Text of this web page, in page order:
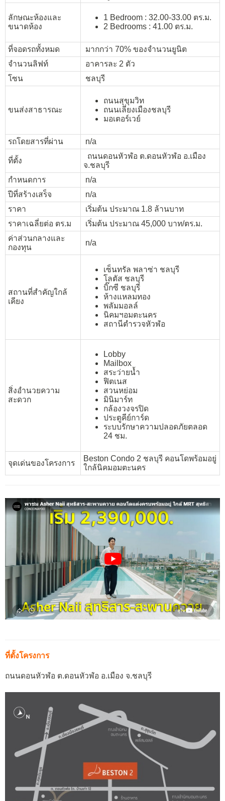
ลักษณะห้องและ
ขนาดห้อง
1 Bedroom : 32.00-33.00 ตร.ม.
2 Bedrooms : 41.00 ตร.ม.
ที่จอดรถทั้งหมด
มากกว่า 70% ของจำนวนยูนิต
จำนวนลิฟท์
อาคารละ 2 ตัว
โซน
ชลบุรี
ขนส่งสาธารณะ
ถนนสุขุมวิท
ถนนเลี่ยงเมืองชลบุรี
มอเตอร์เวย์
รถโดยสารที่ผ่าน n/a
ที่ตั้ง
ถนนดอนหัวฬ่อ ต.ดอนหัวฬ่อ อ.เมือง
จ.ชลบุรี
กำหนดการ
n/a
ปีที่สร้างเสร็จ
n/a
ราคา
เริ่มต้น ประมาณ 1.8 ล้านบาท
ราคาเฉลี่ยต่อ ตร.ม
เริ่มต้น ประมาณ 45,000 บาท/ตร.ม.
ค่าส่วนกลางและ
กองทุน
n/a
สถานที่สำคัญใกล้
เคียง
เซ็นทรัล พลาซ่า ชลบุรี
โลตัส ชลบุรี
บิ๊กซี ชลบุรี
ห้างแหลมทอง
พลัมมอลล์
นิคมฯอมตะนคร
สถานีตำรวจหัวฬ่อ
สิ่งอำนวยความ
สะดวก
Lobby
Mailbox
สระว่ายน้ำ
ฟิตเนส
สวนหย่อม
มินิมาร์ท
กล้องวงจรปิด
ประตูคีย์การ์ด
ระบบรักษาความปลอดภัยตลอด
24 ชม.
จุดเด่นของโครงการ
Beston Condo 2 ชลบุรี คอนโดพร้อมอยู่
ใกล้นิคมอมตะนคร
ที่ตั้งโครงการ
ถนนดอนหัวฬ่อ ต.ดอนหัวฬ่อ อ.เมือง จ.ชลบุรี